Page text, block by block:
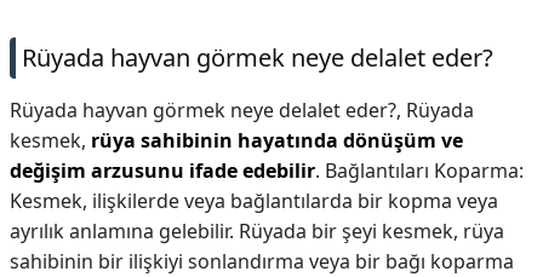
Rüyada hayvan görmek neye delalet eder?
Rüyada hayvan görmek neye delalet eder?, Rüyada
kesmek, rüya sahibinin hayatında dönüşüm ve
değişim arzusunu ifade edebilir. Bağlantıları Koparma:
Kesmek, ilişkilerde veya bağlantılarda bir kopma veya
ayrılık anlamına gelebilir. Rüyada bir şeyi kesmek, rüya
sahibinin bir ilişkiyi sonlandırma veya bir bağı koparma